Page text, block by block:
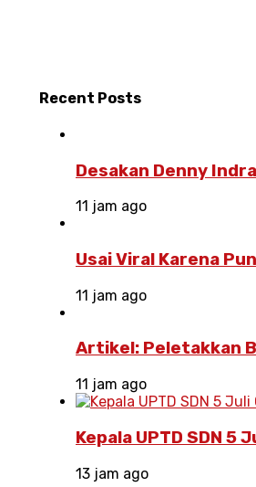
Recent Posts
Desakan Denny
11 jam ago
Usai Viral Karena
11 jam ago
Artikel: Peletakkan
11 jam ago
Kepala UPTD SDN 5
13 jam ago